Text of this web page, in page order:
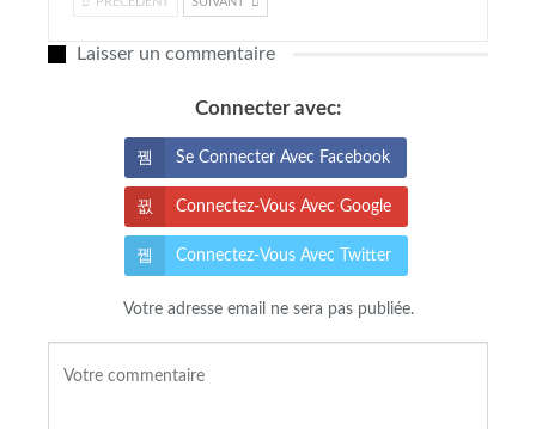
Laisser un commentaire
Connecter avec:
Se Connecter Avec Facebook
Connectez-Vous Avec Google
Connectez-Vous Avec Twitter
Votre adresse email ne sera pas publiée.